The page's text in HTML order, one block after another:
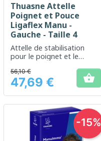
Thuasne Attelle
Poignet et Pouce
Ligaflex Manu -
Gauche - Taille 4
Attelle de stabilisation
pour le poignet et le
récupération post-
traumatique
Prix
56,10 €
47,69 € 
-15%